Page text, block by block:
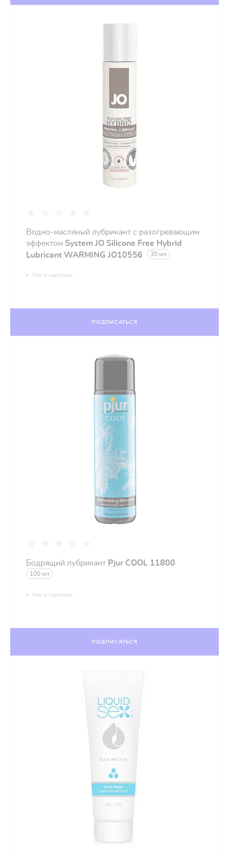
Водно-масляный лубрикант с разогревающим
эффектом System JO Silicone Free Hybrid
Lubricant WARMING JO10556
30 мл
Нет в наличии
ПОДПИСАТЬСЯ
Бодрящий лубрикант Pjur COOL 11800
100 мл
Нет в наличии
ПОДПИСАТЬСЯ